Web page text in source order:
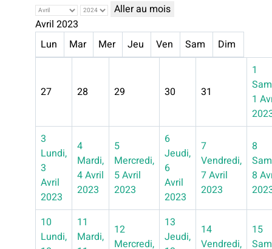
Aller au mois
Avril 2023
Lun
Mar Mer Jeu Ven Sam Dim
27 28 29 30 31
1
1
3
Lundi,
3
Avril
2023
4
Mardi,
4 Avril
2023
5
Mercredi,
5 Avril
2023
6
Jeudi,
6
Avril
2023
7
Vendredi,
7 Avril
2023
8
8
10
Lundi,
11
Mardi,
12
Mercredi,
13
Jeudi,
14
Vendredi,
15